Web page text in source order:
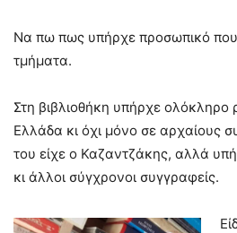
Να πω πως υπήρχε προσωπικό
τμήματα.
Στη βιβλιοθήκη υπήρχε
Ελλάδα κι όχι μόνο σε αρχαίους
του είχε ο Καζαντζάκης, αλλά
κι άλλοι σύγχρονοι συγγραφείς.